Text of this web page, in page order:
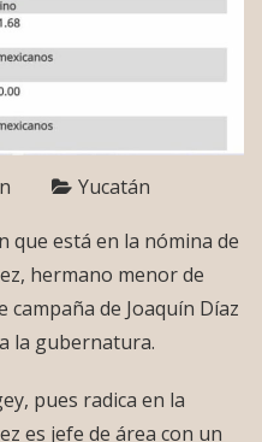
Yucatán
que está en la nómina de
hermano menor de
de Joaquín Díaz
la gubernatura.
pues radica en la
es jefe de área con un